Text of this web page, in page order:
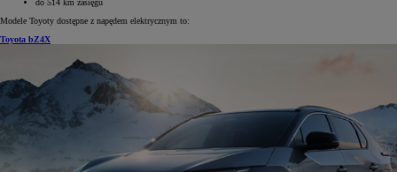
do 514 km zasięgu
Modele Toyoty dostępne z napędem elektrycznym to:
Toyota bZ4X